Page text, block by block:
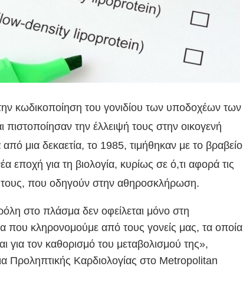
κωδικοποίηση του γονιδίου των υποδοχέων των
την έλλειψή τους στην οικογενή
μια δεκαετία, το 1985, τιμήθηκαν με το βραβείο
για τη βιολογία, κυρίως σε ό,τι αφορά τις
τους, που οδηγούν στην αθηροσκλήρωση.
στο πλάσμα δεν οφείλεται μόνο στη
που κληρονομούμε από τους γονείς μας, τα οποία
για τον καθορισμό του μεταβολισμού της»,
Προληπτικής Καρδιολογίας στο Metropolitan